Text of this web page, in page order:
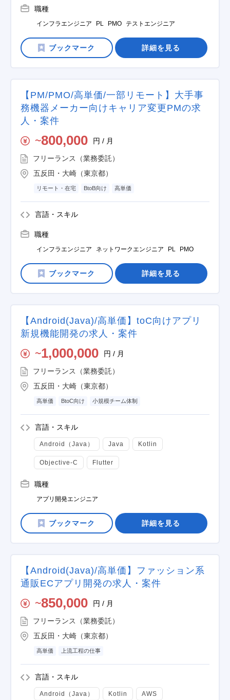
職種
インフラエンジニア PL PMO テストエンジニア
詳細を見る
【PM/PMO/高単価/一部リモート】大手事
務機器メーカー向けキャリア変更PMの求
人・案件
〜800,000 円 / 月
フリーランス（業務委託）
五反田・大崎（東京都）
リモート・在宅 BtoB向け 高単価
言語・スキル
職種
インフラエンジニア ネットワークエンジニア PL PMO
詳細を見る
【Android(Java)/高単価】toC向けアプリ
新規機能開発の求人・案件
〜1,000,000 円 / 月
フリーランス（業務委託）
五反田・大崎（東京都）
高単価 BtoC向け 小規模チーム体制
言語・スキル
Android（Java） Java Kotlin
Objective-C Flutter
職種
アプリ開発エンジニア
詳細を見る
【Android(Java)/高単価】ファッション系
通販ECアプリ開発の求人・案件
〜850,000 円 / 月
フリーランス（業務委託）
五反田・大崎（東京都）
高単価 上流工程の仕事
言語・スキル
Android（Java） Kotlin AWS